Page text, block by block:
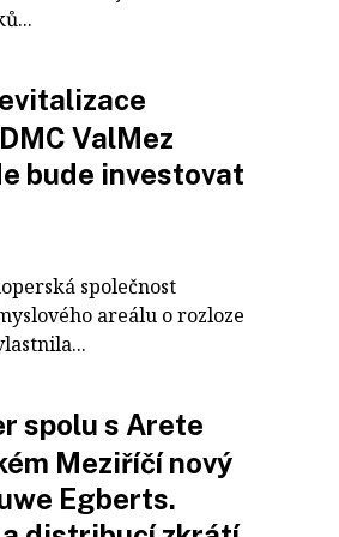
ValMez
bude investovat
společnost
areálu o rozloze
spolu s Arete
Meziříčí nový
Egberts.